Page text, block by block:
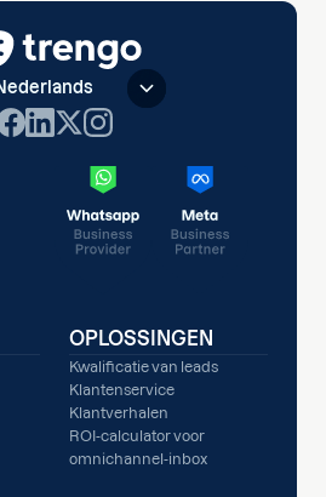
OPLOSSINGEN
Kwalificatie van leads
Klantenservice
Klantverhalen
ROI-calculator voor
omnichannel-inbox